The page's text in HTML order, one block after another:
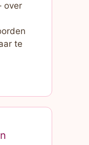
over
te